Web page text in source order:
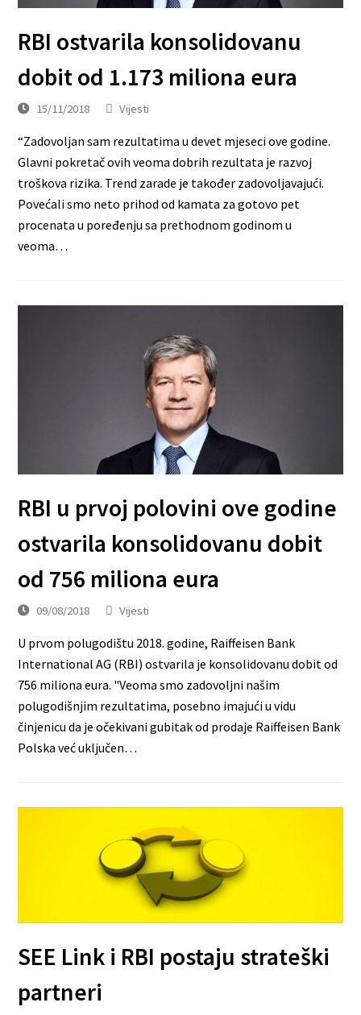
RBI ostvarila konsolidovanu
dobit od 1.173 miliona eura
15/11/2018 Vijesti
“Zadovoljan sam rezultatima u devet mjeseci ove godine.
Glavni pokretač ovih veoma dobrih rezultata je razvoj
troškova rizika. Trend zarade je također zadovoljavajući.
Povećali smo neto prihod od kamata za gotovo pet
procenata u poređenju sa prethodnom godinom u
veoma…
RBI u prvoj polovini ove godine
ostvarila konsolidovanu dobit
od 756 miliona eura
09/08/2018 Vijesti
U prvom polugodištu 2018. godine, Raiffeisen Bank
International AG (RBI) ostvarila je konsolidovanu dobit od
756 miliona eura. "Veoma smo zadovoljni našim
polugodišnjim rezultatima, posebno imajući u vidu
činjenicu da je očekivani gubitak od prodaje Raiffeisen Bank
Polska već uključen…
SEE Link i RBI postaju strateški
partneri